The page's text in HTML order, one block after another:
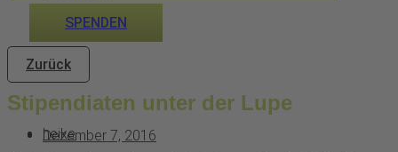
SPENDEN
Zurück
Stipendiaten unter der Lupe
heike
Dezember 7, 2016